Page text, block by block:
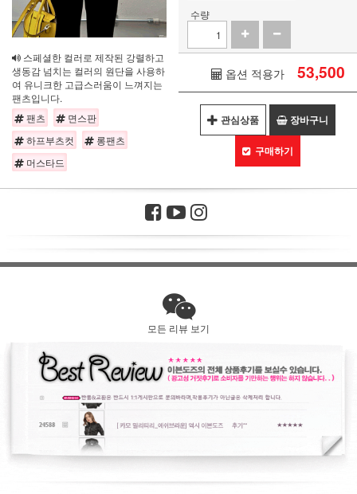
스페셜한 컬러로 제작된 강렬하고
생동감 넘치는 컬러의 원단을 사용하
여 유니크한 고급스러움이 느껴지는
팬츠입니다.
팬츠
면스판
하프부츠컷
롱팬츠
머스타드
수량
옵션 적용가 53,500
관심상품 장바구니
구매하기
모든 리뷰 보기